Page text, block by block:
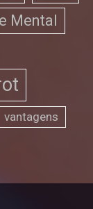
Mental
vantagens